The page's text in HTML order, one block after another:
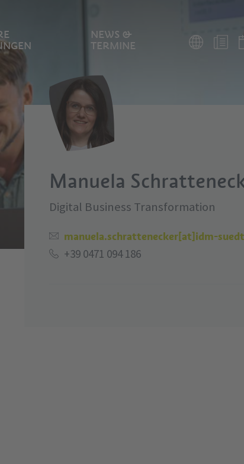
NEWS &
TERMINE
Manuela
Digital Business Transformation
manuela.schrattenecker[at]idm-
+39 0471 094 186